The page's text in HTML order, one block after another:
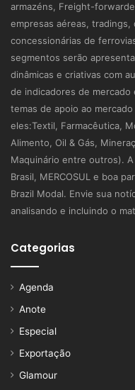
armazéns, Freight-
empresas aéreas, tradings,
concessionárias de
segmentos serão
dinâmicas e criativas com
de indicadores de
temas de apoio ao
eles:Textil, Farmacêutica,
Alimento, Oil & Gás,
Maquinário entre outros).
Brasil, MERCOSUL e boa
Brazil Modal. Envie sua
analisando e incluindo o
Categorias
Agenda
Anote
Especial
Exportação
Glamour